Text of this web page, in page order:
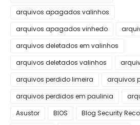
arquivos apagados valinhos
arquivos apagados vinhedo
arquivos deletados em valinhos
arquivos deletados valinhos
arquivos perdido limeira
arquivos
arquivos perdidos em paulinia
Asustor
BIOS Blog Security